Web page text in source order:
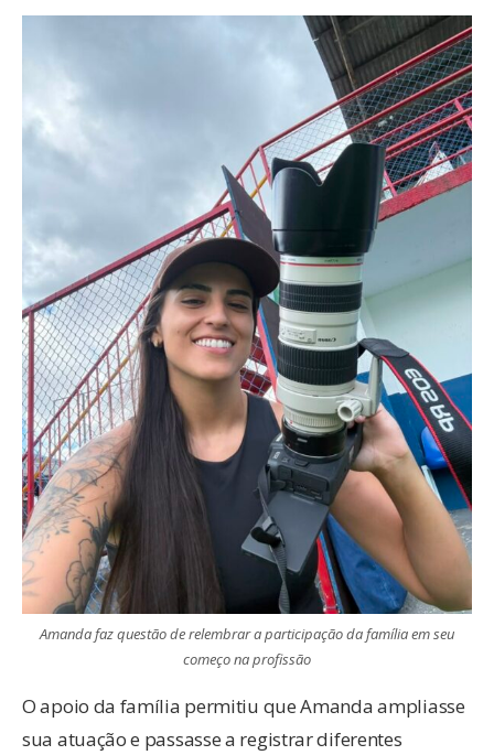
Amanda faz questão de relembrar a participação da família em seu
começo na profissão
O apoio da família permitiu que Amanda ampliasse
sua atuação e passasse a registrar diferentes